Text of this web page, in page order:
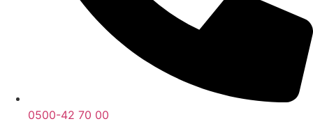
0500-42 70 00